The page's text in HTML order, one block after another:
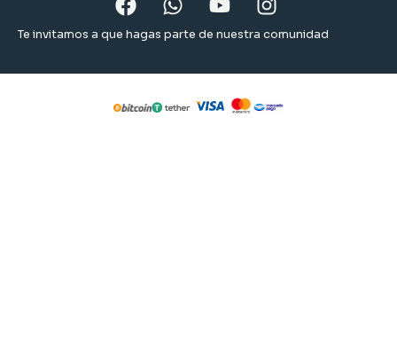
Te invitamos a que hagas parte de nuestra comunidad